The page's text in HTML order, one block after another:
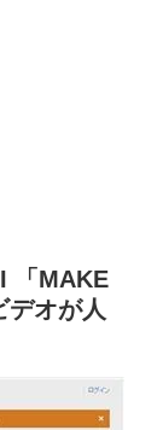
「MAKE
デオが人